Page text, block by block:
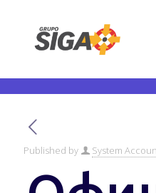
ЗЕРКАЛО
ONION
Published by System